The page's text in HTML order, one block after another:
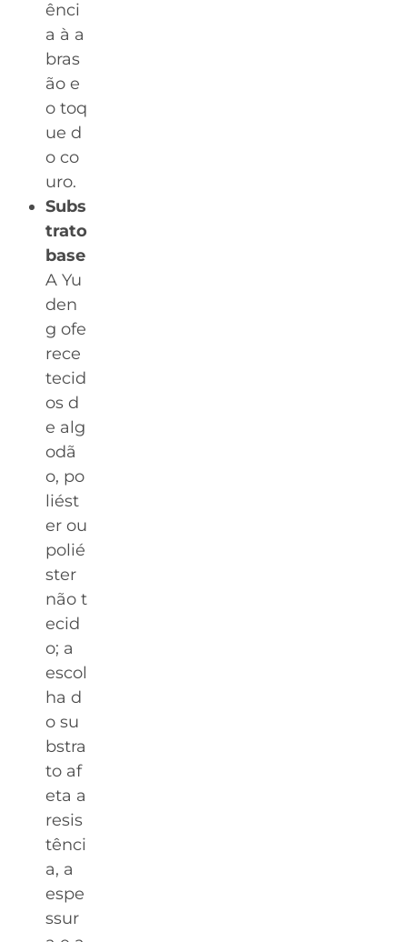
ênci
a à a
bras
ão e
o toq
ue d
o co
uro.
Subs
trato
base
A Yu
den
g ofe
rece
tecid
os d
e alg
odã
o, po
liést
er ou
polié
ster
não t
ecid
o; a
escol
ha d
o su
bstra
to af
eta a
resis
tênci
a, a
espe
ssur